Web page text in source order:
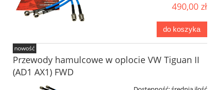
490,00 zł
do koszyka
Przewody hamulcowe w oplocie VW Tiguan II
(AD1 AX1) FWD
nowość